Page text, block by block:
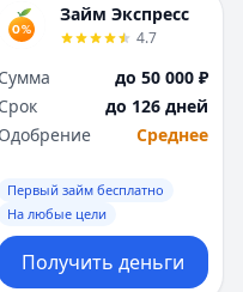
Займ Экспресс
4.7
Сумма
до 50 000 ₽
Срок
до 126 дней
Одобрение
Среднее
Первый займ бесплатно
На любые цели
Получить деньги